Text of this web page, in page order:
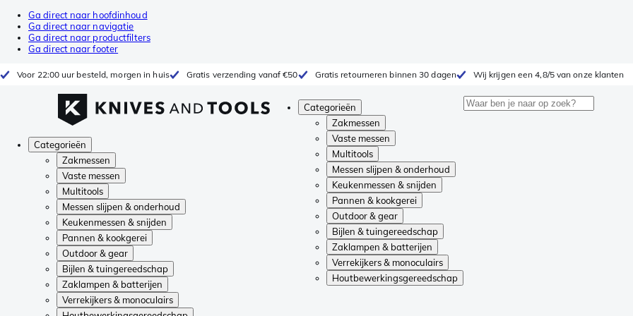
Ga direct naar hoofdinhoud
Ga direct naar navigatie
Ga direct naar productfilters
Ga direct naar footer
Voor 22:00 uur besteld, morgen in huis Gratis verzending vanaf €50 Gratis retourneren binnen 30 dagen Wij krijgen een 4,8/5 van onze klanten
Categorieën
Zakmessen
Vaste messen
Multitools
Messen slijpen & onderhoud
Keukenmessen & snijden
Pannen & kookgerei
Outdoor & gear
Bijlen & tuingereedschap
Zaklampen & batterijen
Verrekijkers & monoculairs
Houtbewerkingsgereedschap
Categorieën
Zakmessen
Vaste messen
Multitools
Messen slijpen & onderhoud
Keukenmessen & snijden
Pannen & kookgerei
Outdoor & gear
Bijlen & tuingereedschap
Zaklampen & batterijen
Verrekijkers & monoculairs